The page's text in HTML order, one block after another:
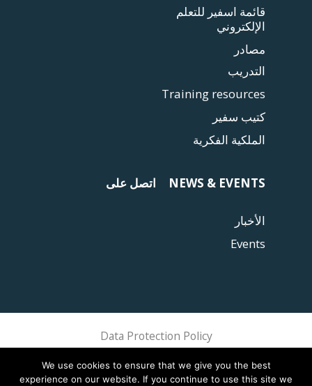
قائمة اسفير للتعلم
الإلكتروني
مصادر
التدريب
Training resources
كتيب سفير
الملكية الفكرية
NEWS & EVENTS
الأخبار
Events
اتصل على
Data Protection Policy
We use cookies to ensure that we give you the best
experience on our website. If you continue to use this site we